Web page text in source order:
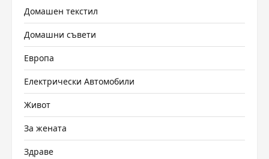
Домашен текстил
Домашни съвети
Европа
Електрически Автомобили
Живот
За жената
Здраве